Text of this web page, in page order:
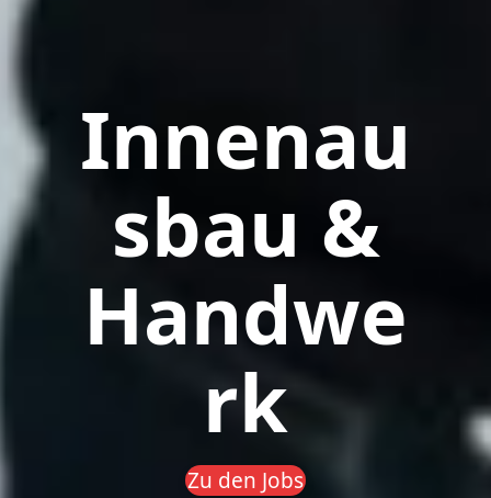
Innenau
sbau &
Handwe
rk
Zu den Jobs